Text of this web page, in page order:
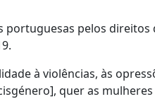
portuguesas pelos
à violências, às
quer as